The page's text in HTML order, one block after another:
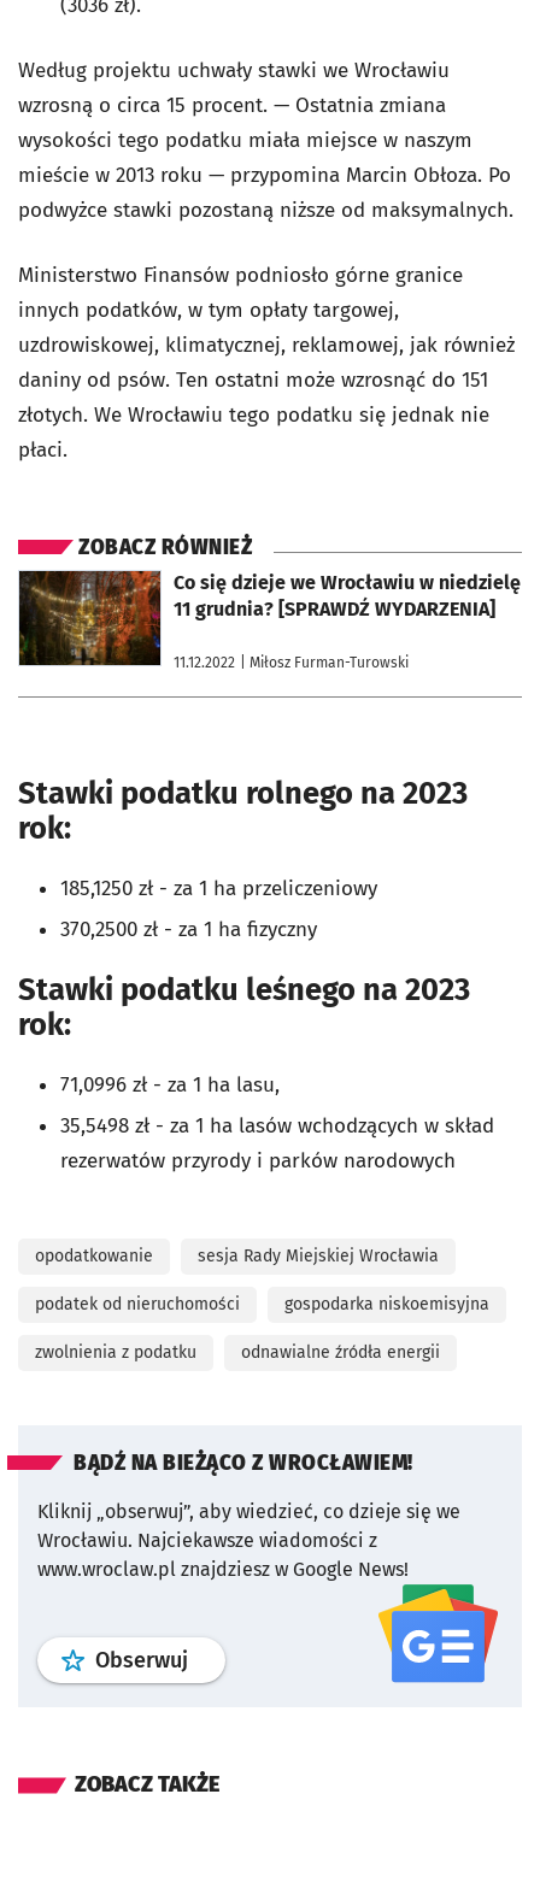
Według projektu uchwały stawki we Wrocławiu
wzrosną o circa 15 procent. — Ostatnia zmiana
wysokości tego podatku miała miejsce w naszym
mieście w 2013 roku — przypomina Marcin Obłoza. Po
podwyżce stawki pozostaną niższe od maksymalnych.
Ministerstwo Finansów podniosło górne granice
innych podatków, w tym opłaty targowej,
uzdrowiskowej, klimatycznej, reklamowej, jak również
daniny od psów. Ten ostatni może wzrosnąć do 151
złotych. We Wrocławiu tego podatku się jednak nie
płaci.
ZOBACZ RÓWNIEŻ
Co się dzieje we Wrocławiu w niedzielę
11 grudnia? [SPRAWDŹ WYDARZENIA]
11.12.2022 | Miłosz Furman-Turowski
otworzy się w nowej karcie
Stawki podatku rolnego na 2023
rok:
185,1250 zł - za 1 ha przeliczeniowy
370,2500 zł - za 1 ha fizyczny
Stawki podatku leśnego na 2023
rok:
71,0996 zł - za 1 ha lasu,
35,5498 zł - za 1 ha lasów wchodzących w skład
rezerwatów przyrody i parków narodowych
opodatkowanie sesja Rady Miejskiej Wrocławia
podatek od nieruchomości gospodarka niskoemisyjna
zwolnienia z podatku odnawialne źródła energii
BĄDŹ NA BIEŻĄCO Z WROCŁAWIEM!
Kliknij „obserwuj”, aby wiedzieć, co dzieje się we
Wrocławiu. Najciekawsze wiadomości z
www.wroclaw.pl znajdziesz w Google News!
Obserwuj profil serwisu
ZOBACZ TAKŻE